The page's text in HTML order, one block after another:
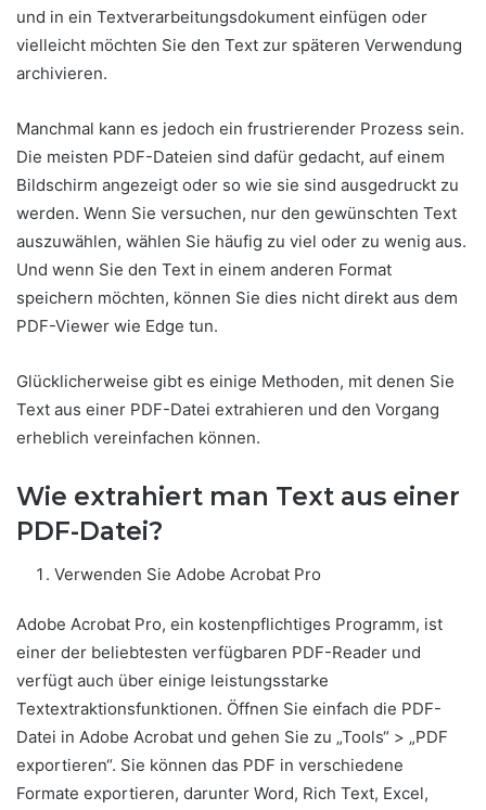
und in ein Textverarbeitungsdokument einfügen oder
vielleicht möchten Sie den Text zur späteren Verwendung
archivieren.
Manchmal kann es jedoch ein frustrierender Prozess sein.
Die meisten PDF-Dateien sind dafür gedacht, auf einem
Bildschirm angezeigt oder so wie sie sind ausgedruckt zu
werden. Wenn Sie versuchen, nur den gewünschten Text
auszuwählen, wählen Sie häufig zu viel oder zu wenig aus.
Und wenn Sie den Text in einem anderen Format
speichern möchten, können Sie dies nicht direkt aus dem
PDF-Viewer wie Edge tun.
Glücklicherweise gibt es einige Methoden, mit denen Sie
Text aus einer PDF-Datei extrahieren und den Vorgang
erheblich vereinfachen können.
Wie extrahiert man Text aus einer
PDF-Datei?
Verwenden Sie Adobe Acrobat Pro
Adobe Acrobat Pro, ein kostenpflichtiges Programm, ist
einer der beliebtesten verfügbaren PDF-Reader und
verfügt auch über einige leistungsstarke
Textextraktionsfunktionen. Öffnen Sie einfach die PDF-
Datei in Adobe Acrobat und gehen Sie zu „Tools“ > „PDF
exportieren“. Sie können das PDF in verschiedene
Formate exportieren, darunter Word, Rich Text, Excel,